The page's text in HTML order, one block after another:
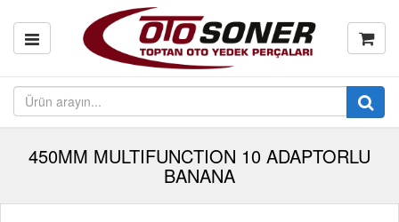
450MM MULTIFUNCTION 10 ADAPTORLU
BANANA